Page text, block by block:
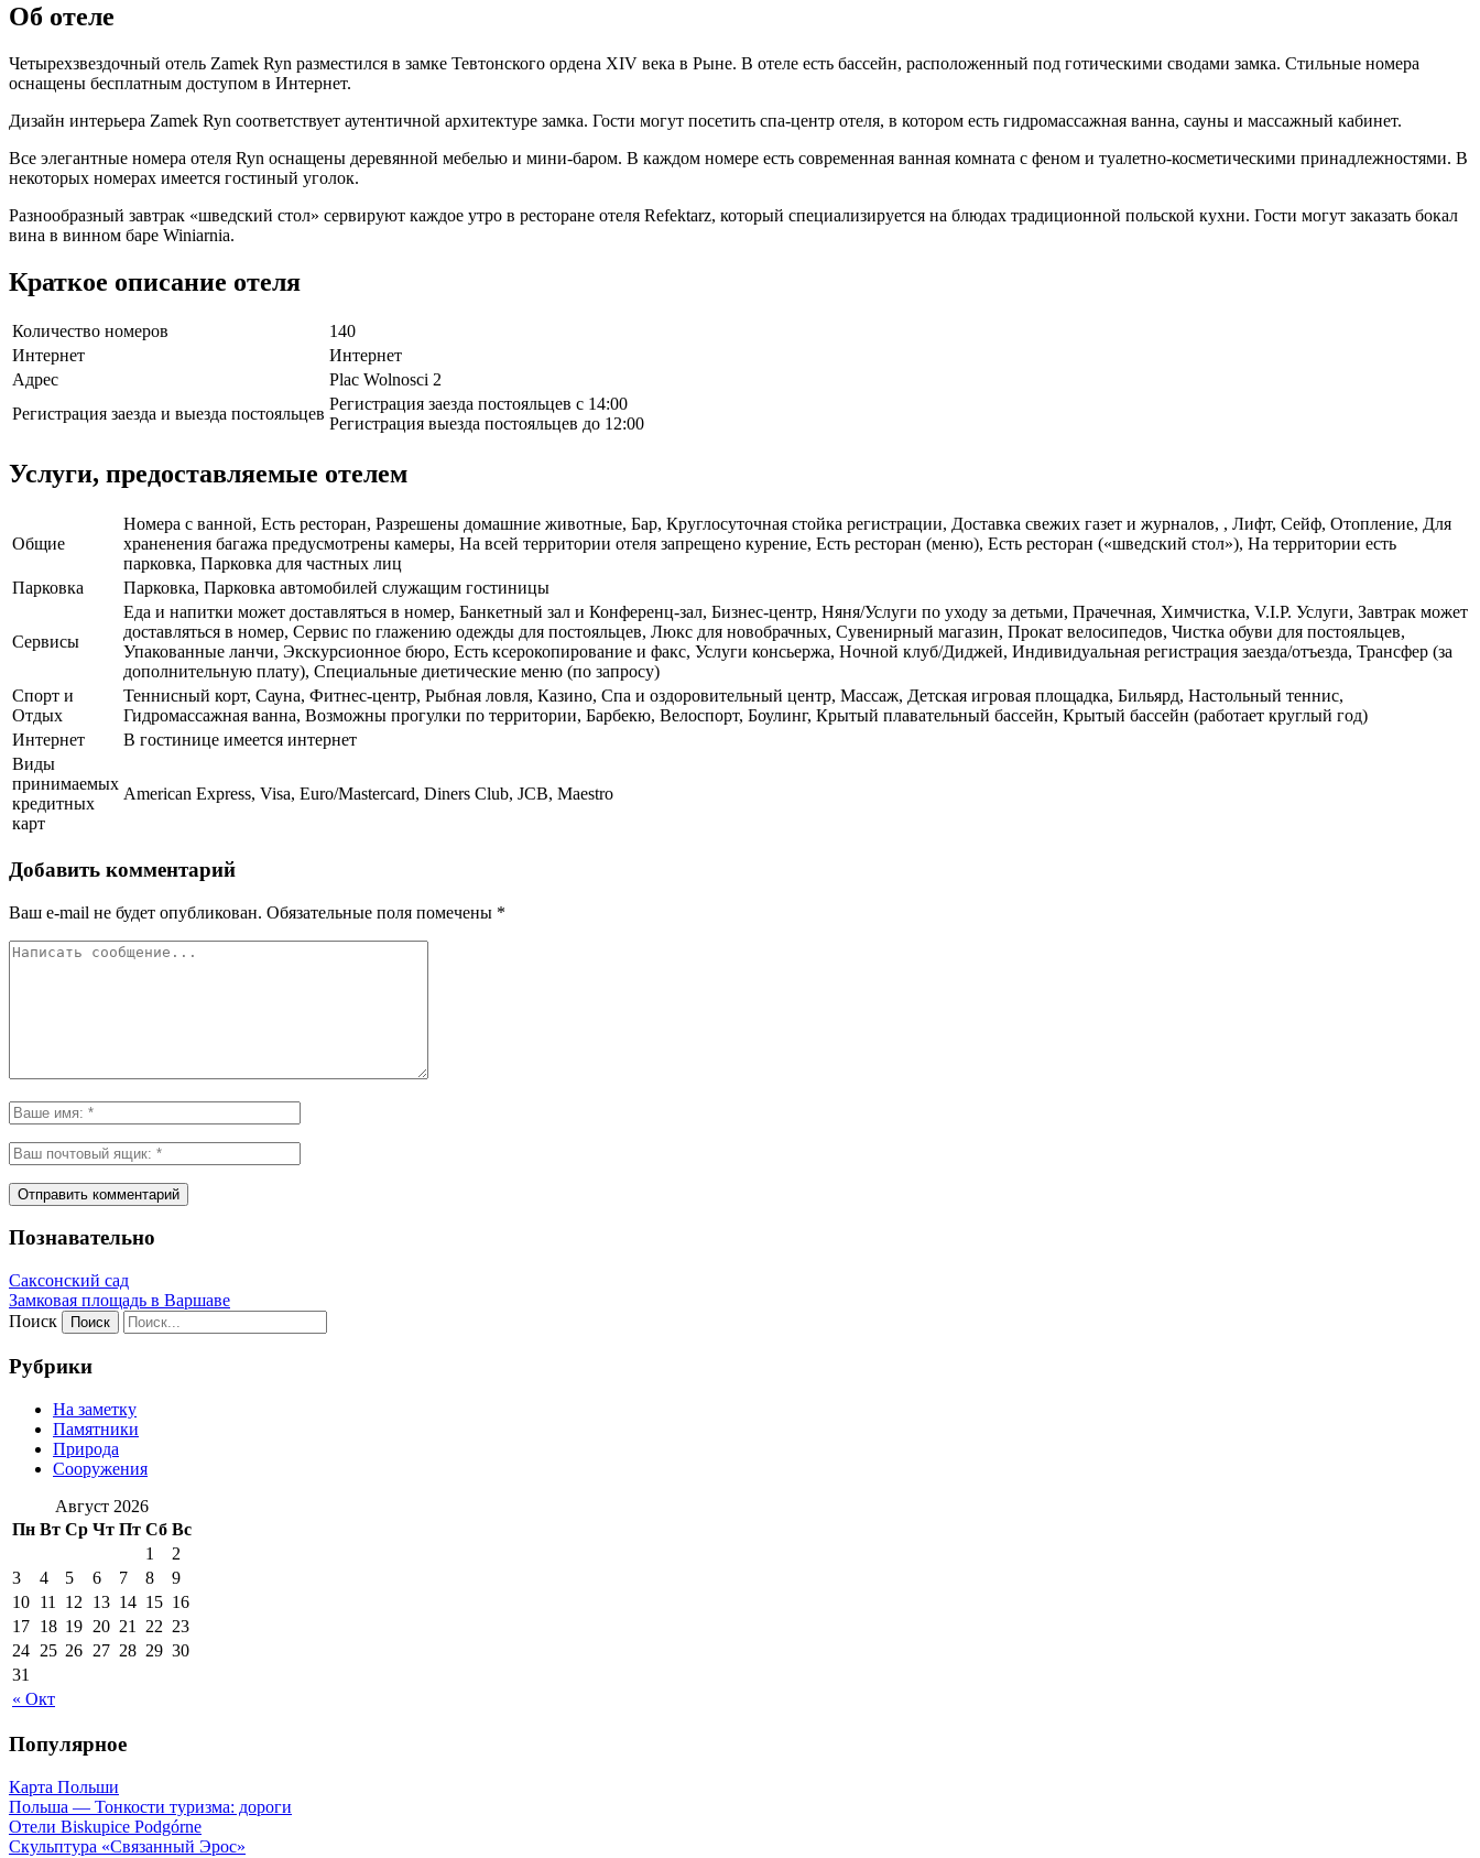
Об отеле
Четырехзвездочный отель Zamek Ryn разместился в замке Тевтонского ордена XIV века в Рыне. В отеле есть бассейн, расположенный под готическими сводами замка. Стильные номера
оснащены бесплатным доступом в Интернет.
Дизайн интерьера Zamek Ryn соответствует аутентичной архитектуре замка. Гости могут посетить спа-центр отеля, в котором есть гидромассажная ванна, сауны и массажный кабинет.
Все элегантные номера отеля Ryn оснащены деревянной мебелью и мини-баром. В каждом номере есть современная ванная комната с феном и туалетно-косметическими принадлежностями. В
некоторых номерах имеется гостиный уголок.
Разнообразный завтрак «шведский стол» сервируют каждое утро в ресторане отеля Refektarz, который специализируется на блюдах традиционной польской кухни. Гости могут заказать бокал
вина в винном баре Winiarnia.
Краткое описание отеля
Количество номеров
140
Интернет
Интернет
Адрес
Plac Wolnosci 2
Регистрация заезда и выезда постояльцев
Регистрация заезда постояльцев с 14:00
Регистрация выезда постояльцев до 12:00
Услуги, предоставляемые отелем
Общие
Номера с ванной, Есть ресторан, Разрешены домашние животные, Бар, Круглосуточная стойка регистрации, Доставка свежих газет и журналов, , Лифт, Сейф, Отопление, Для
храненения багажа предусмотрены камеры, На всей территории отеля запрещено курение, Есть ресторан (меню), Есть ресторан («шведский стол»), На территории есть
парковка, Парковка для частных лиц
Парковка
Парковка, Парковка автомобилей служащим гостиницы
Сервисы
Еда и напитки может доставляться в номер, Банкетный зал и Конференц-зал, Бизнес-центр, Няня/Услуги по уходу за детьми, Прачечная, Химчистка, V.I.P. Услуги, Завтрак может
доставляться в номер, Сервис по глажению одежды для постояльцев, Люкс для новобрачных, Сувенирный магазин, Прокат велосипедов, Чистка обуви для постояльцев,
Упакованные ланчи, Экскурсионное бюро, Есть ксерокопирование и факс, Услуги консьержа, Ночной клуб/Диджей, Индивидуальная регистрация заезда/отъезда, Трансфер (за
дополнительную плату), Специальные диетические меню (по запросу)
Спорт и
Отдых
Теннисный корт, Сауна, Фитнес-центр, Рыбная ловля, Казино, Спа и оздоровительный центр, Массаж, Детская игровая площадка, Бильярд, Настольный теннис,
Гидромассажная ванна, Возможны прогулки по территории, Барбекю, Велоспорт, Боулинг, Крытый плавательный бассейн, Крытый бассейн (работает круглый год)
Интернет
В гостинице имеется интернет
Виды
принимаемых
кредитных
карт
American Express, Visa, Euro/Mastercard, Diners Club, JCB, Maestro
Добавить комментарий
Ваш e-mail не будет опубликован. Обязательные поля помечены *
Познавательно
Саксонский сад
Замковая площадь в Варшаве
Поиск
Рубрики
На заметку
Памятники
Природа
Сооружения
Август 2026
Пн Вт Ср Чт Пт Сб Вс
« Окт
1
2
3
4 5 6 7 8
9
10 11 12 13 14 15 16
17 18 19 20 21 22 23
24 25 26 27 28 29 30
31
Популярное
Карта Польши
Польша — Тонкости туризма: дороги
Отели Biskupice Podgórne
Скульптура «Связанный Эрос»